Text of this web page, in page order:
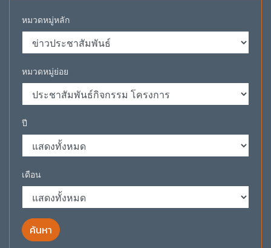
หมวดหมู่หลัก
หมวดหมู่ย่อย
ปี
เดือน
ค้นหา